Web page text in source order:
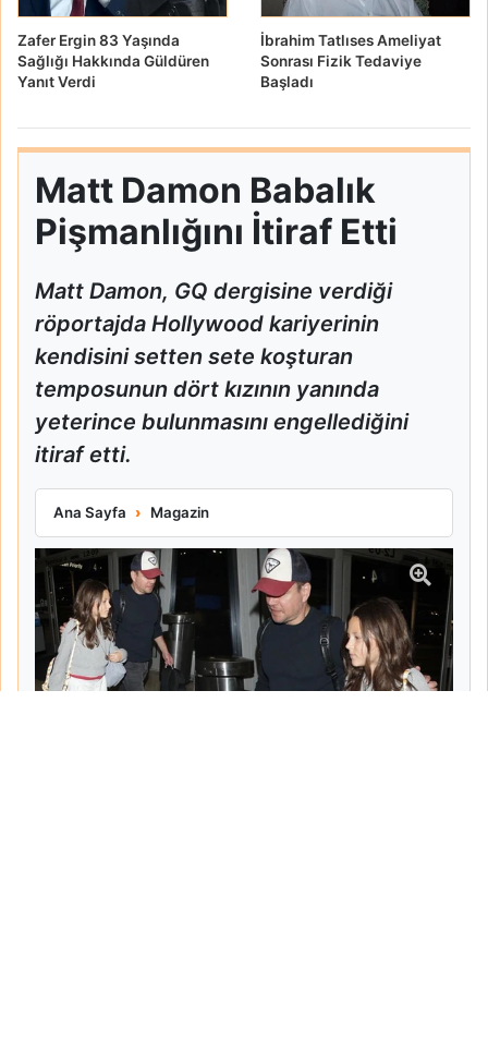
Zafer Ergin 83 Yaşında
Sağlığı Hakkında Güldüren
Yanıt Verdi
İbrahim Tatlıses Ameliyat
Sonrası Fizik Tedaviye
Başladı
Matt Damon Babalık
Pişmanlığını İtiraf Etti
Matt Damon, GQ dergisine verdiği
röportajda Hollywood kariyerinin
kendisini setten sete koşturan
temposunun dört kızının yanında
yeterince bulunmasını engellediğini
itiraf etti.
Ana Sayfa Magazin
Matt Damon Babalık Pişmanlığını İtiraf Etti